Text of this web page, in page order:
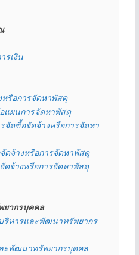
รเงิน
หรือการจัดหาพัสดุ
แผนการจัดหาพัสดุ
จัดซื้อจัดจ้างหรือการจัดหา
ดจ้างหรือการจัดหาพัสดุ
ดจ้างหรือการจัดหาพัสดุ
ยากรบุคคล
หารและพัฒนาทรัพยากร
ะพัฒนาทรัพยากรบุคคล